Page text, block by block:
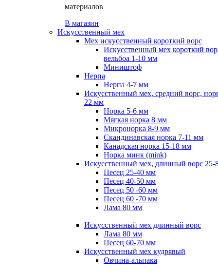
материалов
В магазин
Искусственный мех
Мех искусственный короткий ворс
Искусственный мех короткий
вельбоа 1-10 мм
Миништоф
Нерпа
Нерпа 4-7 мм
Искусственный мех, средний ворс,
22 мм
Норка 5-6 мм
Мягкая норка 8 мм
Микронорка 8-9 мм
Скандинавская норка 7-11 мм
Канадская норка 15-18 мм
Норка минк (mink)
Искусственный мех, длинный ворс 25-
Песец 25-40 мм
Песец 40-50 мм
Песец 50 -60 мм
Песец 60 -70 мм
Лама 80 мм
Искусственный мех длинный ворс
Лама 80 мм
Песец 60-70 мм
Искусственный мех кудрявый
Овчина-альпака